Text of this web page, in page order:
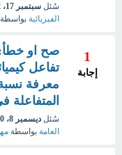
سُئل سبتمبر 17، 2022
الفيزيائية بواسطة
1
إجابة
صح او
تفاعل
معرفة
المتفاعلة
سُئل ديسمبر 8، 2020
العامة بواسطة